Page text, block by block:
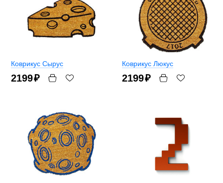
Коврикус Сырус
2199₽
Коврикус Люкус
2199₽